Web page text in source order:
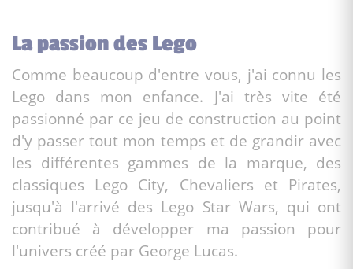
La passion des Lego
Comme beaucoup d'entre vous, j'ai connu les
Lego dans mon enfance. J'ai très vite été
passionné par ce jeu de construction au point
d'y passer tout mon temps et de grandir avec
les différentes gammes de la marque, des
classiques Lego City, Chevaliers et Pirates,
jusqu'à l'arrivé des Lego Star Wars, qui ont
contribué à développer ma passion pour
l'univers créé par George Lucas.